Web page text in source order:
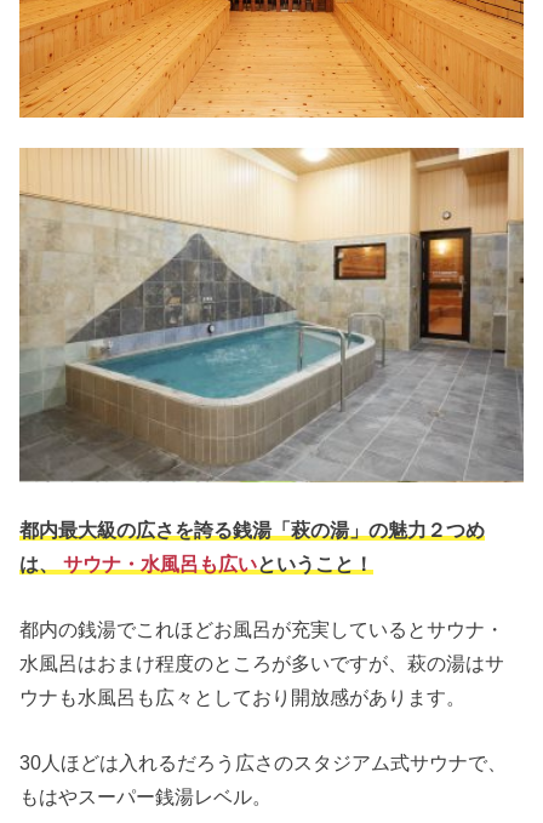
都内最大級の広さを誇る銭湯「萩の湯」の魅力２つめ
は、
サウナ・水風呂も広いということ！
都内の銭湯でこれほどお風呂が充実しているとサウナ・
水風呂はおまけ程度のところが多いですが、萩の湯はサ
ウナも水風呂も広々としており開放感があります。
30人ほどは入れるだろう広さのスタジアム式サウナで、
もはやスーパー銭湯レベル。